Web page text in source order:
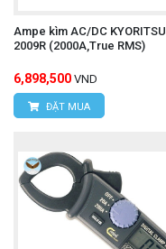
Ampe kìm AC/DC KYORITSU
2009R (2000A,True RMS)
6,898,500 VND
ĐẶT MUA